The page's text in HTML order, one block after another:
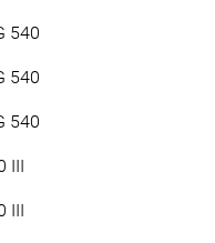
540
540
540
III
III